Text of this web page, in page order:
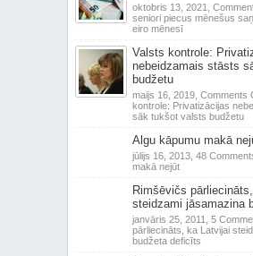
oktobris 13, 2021,
seniori piecus mēnešus
eiro mēnesī
Valsts kontrole:
nebeidzamais stāsts
budžetu
maijs 16, 2019, Comments
kontrole: Privatizācijas
sāk tukšot valsts budžetu
Algu kāpumu makā
jūlijs 16, 2013, 48
makā nejūt
Rimšēvičs
steidzami jāsamazina
janvāris 25, 2011, 5
pārliecināts, ka Latvijai
budžeta deficīts